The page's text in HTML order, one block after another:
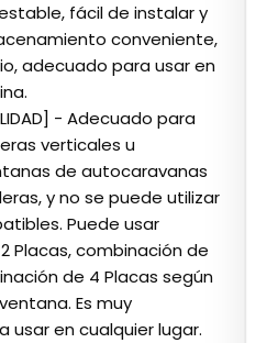
fácil de instalar y
conveniente,
adecuado para usar en
- Adecuado para
verticales u
de autocaravanas
y no se puede utilizar
Puede usar
Placas, combinación de
de 4 Placas según
Es muy
usar en cualquier lugar.